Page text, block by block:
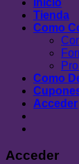
Tienda
Como
Como
Acceder
Acceder